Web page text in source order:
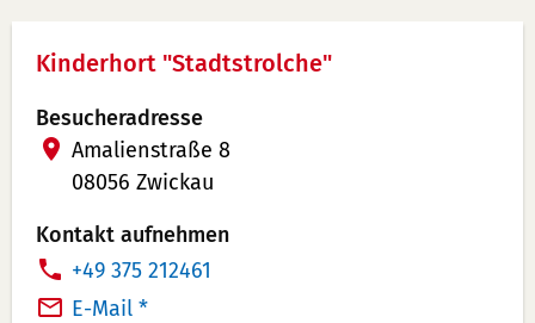
Kinderhort "Stadtstrolche"
Besucheradresse
Amalienstraße 8
08056 Zwickau
Kontakt aufnehmen
T
e
+49 375 212461
E-Mail *